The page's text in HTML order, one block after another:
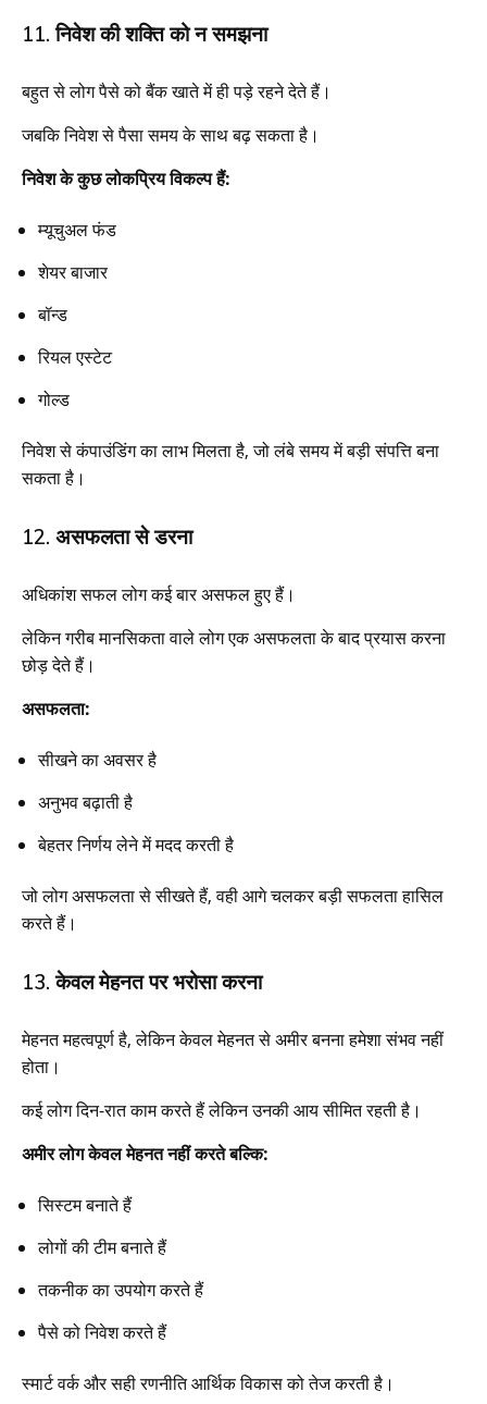
11. निवेश की शक्ति को न समझना
बहुत से लोग पैसे को बैंक खाते में ही पड़े रहने देते हैं।
जबकि निवेश से पैसा समय के साथ बढ़ सकता है।
निवेश के कुछ लोकप्रिय विकल्प हैं:
म्यूचुअल फंड
शेयर बाजार
बॉन्ड
रियल एस्टेट
गोल्ड
निवेश से कंपाउंडिंग का लाभ मिलता है, जो लंबे समय में बड़ी संपत्ति बना
सकता है।
12. असफलता से डरना
अधिकांश सफल लोग कई बार असफल हुए हैं।
लेकिन गरीब मानसिकता वाले लोग एक असफलता के बाद प्रयास करना
छोड़ देते हैं।
असफलता:
सीखने का अवसर है
अनुभव बढ़ाती है
बेहतर निर्णय लेने में मदद करती है
जो लोग असफलता से सीखते हैं, वही आगे चलकर बड़ी सफलता हासिल
करते हैं।
13. केवल मेहनत पर भरोसा करना
मेहनत महत्वपूर्ण है, लेकिन केवल मेहनत से अमीर बनना हमेशा संभव नहीं
होता।
कई लोग दिन-रात काम करते हैं लेकिन उनकी आय सीमित रहती है।
अमीर लोग केवल मेहनत नहीं करते बल्कि:
सिस्टम बनाते हैं
लोगों की टीम बनाते हैं
तकनीक का उपयोग करते हैं
पैसे को निवेश करते हैं
स्मार्ट वर्क और सही रणनीति आर्थिक विकास को तेज करती है।